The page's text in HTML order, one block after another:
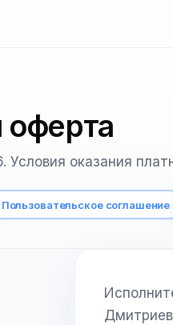
оферта
Условия оказания
Пользовательское соглашение